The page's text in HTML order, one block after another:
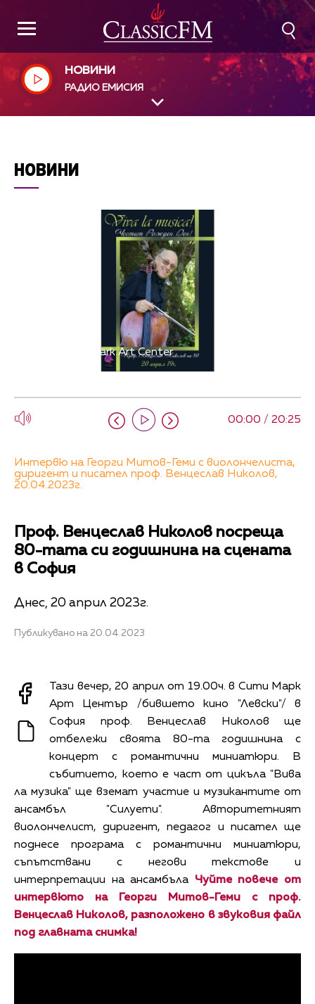
НОВИНИ
РАДИО ЕМИСИЯ
НОВИНИ
Снимка: City Mark Art Center
00:00 / 20:25
Интервю на Георги Митов-Геми с виолончелиста,
диригент и писател проф. Венцеслав Николов,
20.04.2023г.
Проф. Венцеслав Николов посреща
80-тата си годишнина на сцената
в София
Днес, 20 април 2023г.
Публикувано на 20.04.2023
Тази вечер, 20 април от 19.00ч. в Сити Марк
Арт Център /бившето кино "Левски"/ в
София проф. Венцеслав Николов ще
отбележи своята 80-та годишнина с
концерт с романтични миниатюри. В
събитието, което е част от цикъла "Вива
ла музика" ще вземат участие и музикантите от
ансамбъл "Силуети". Авторитетният
виолончелист, диригент, педагог и писател ще
поднесе програма с романтични миниатюри,
съпътствани с негови текстове и
интерпретации на ансамбъла Чуйте повече от
интервюто на Георги Митов-Геми с проф.
Венцеслав Николов, разположено в звуковия файл
под главната снимка!